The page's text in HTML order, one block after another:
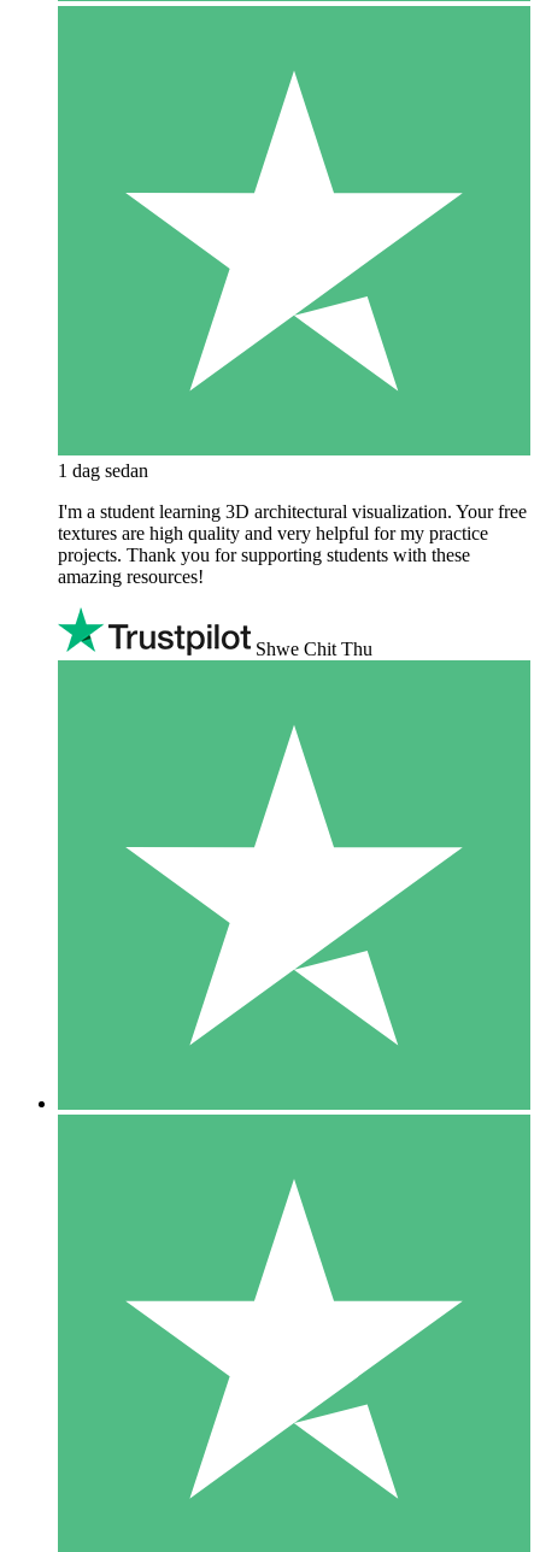
1 dag sedan
I'm a student learning 3D architectural visualization. Your free
textures are high quality and very helpful for my practice
projects. Thank you for supporting students with these
amazing resources!
Shwe Chit Thu